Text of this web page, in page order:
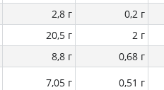
2,8 г 0,2 г
20,5 г 2 г
8,8 г 0,68 г
7,05 г 0,51 г